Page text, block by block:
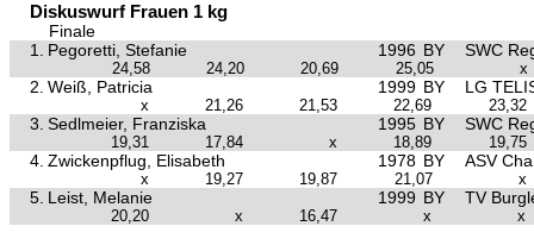
Diskuswurf Frauen 1 kg
Finale
1.
Pegoretti, Stefanie 1996 BY SWC
24,58 24,20 20,69 25,05 x
2. Weiß, Patricia 1999 BY LG
x 21,26 21,53 22,69 23,32
3. Sedlmeier, Franziska 1995 BY SWC
19,31 17,84 x 18,89 19,75
4. Zwickenpflug, Elisabeth 1978 BY ASV
x 19,27 19,87 21,07 x
5. Leist, Melanie 1999 BY TV
20,20 x 16,47 x x